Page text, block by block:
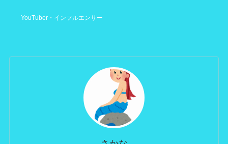
YouTuber・インフルエンサー